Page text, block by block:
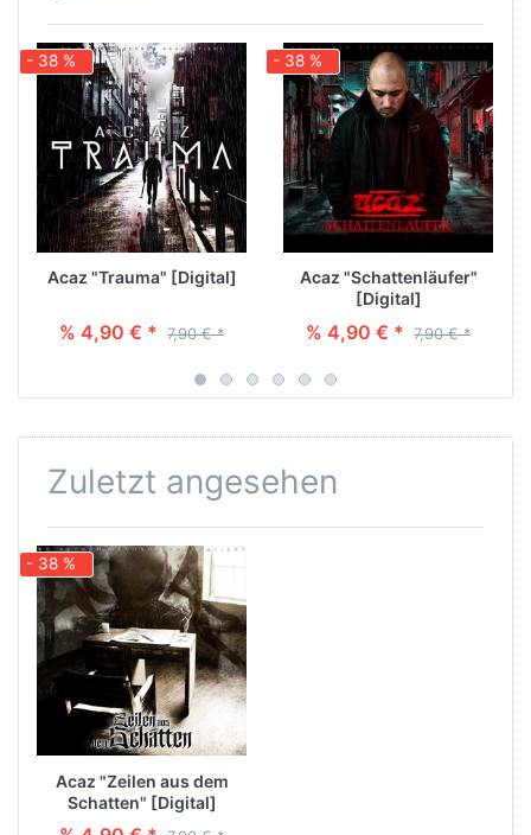
- 38 %
Acaz "Trauma" [Digital]
% 4,90 € * 7,90 € *
- 38 %
Acaz "Schattenläufer"
[Digital]
% 4,90 € * 7,90 € *
Zuletzt angesehen
- 38 %
Acaz "Zeilen aus dem
Schatten" [Digital]